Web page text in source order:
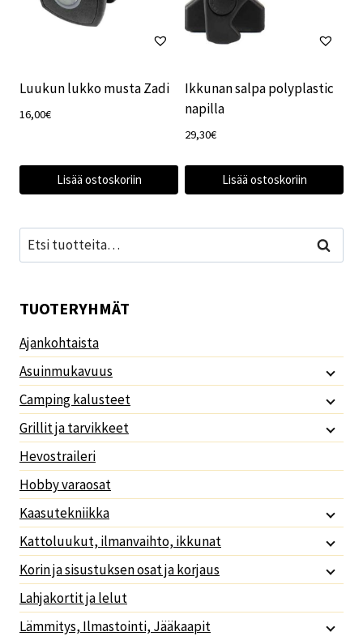
Luukun lukko musta Zadi
16,00€
Lisää ostoskoriin
Ikkunan salpa polyplastic
napilla
29,30€
Lisää ostoskoriin
Etsi: Haku
TUOTERYHMÄT
Ajankohtaista
Asuinmukavuus
Camping kalusteet
Grillit ja tarvikkeet
Hevostraileri
Hobby varaosat
Kaasutekniikka
Kattoluukut, ilmanvaihto, ikkunat
Korin ja sisustuksen osat ja korjaus
Lahjakortit ja lelut
Lämmitys, Ilmastointi, Jääkaapit